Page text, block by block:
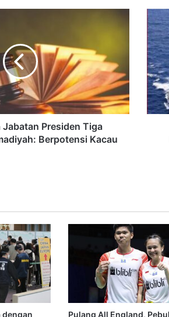
Jabatan Presiden Tiga
Berpotensi Kacau
dengan Pulang All England,